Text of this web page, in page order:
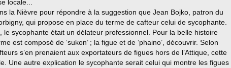
locale...
la Nièvre pour répondre à la suggestion que Jean Bojko, patron du
qui propose en place du terme de cafteur celui de sycophante.
le sycophante était un délateur professionnel. Pour la belle histoire
est composé de ‘sukon’ ; la figue et de ‘phaino’, découvrir. Selon
s’en prenaient aux exportateurs de figues hors de l’Attique, cette
Une autre explication le sycophante serait celui qui montre les figues